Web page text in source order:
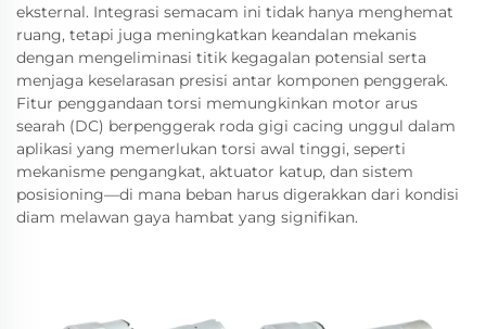
eksternal. Integrasi semacam ini tidak hanya menghemat
ruang, tetapi juga meningkatkan keandalan mekanis
dengan mengeliminasi titik kegagalan potensial serta
menjaga keselarasan presisi antar komponen penggerak.
Fitur penggandaan torsi memungkinkan motor arus
searah (DC) berpenggerak roda gigi cacing unggul dalam
aplikasi yang memerlukan torsi awal tinggi, seperti
mekanisme pengangkat, aktuator katup, dan sistem
posisioning—di mana beban harus digerakkan dari kondisi
diam melawan gaya hambat yang signifikan.